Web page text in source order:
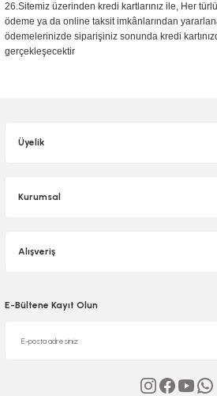
26.Sitemiz üzerinden kredi kartlarınız ile, Her
ödeme ya da online taksit imkânlarından
ödemelerinizde siparişiniz sonunda kredi
gerçekleşecektir
Üyelik
Kurumsal
Alışveriş
E-Bültene Kayıt Olun